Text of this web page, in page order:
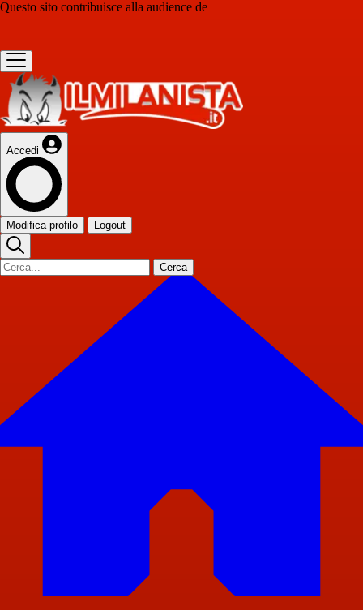
Questo sito contribuisce alla audience de
Accedi
Modifica profilo Logout
Cerca